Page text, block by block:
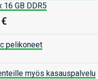
16 GB DDR5
pelikoneet
myös kasauspalvelu